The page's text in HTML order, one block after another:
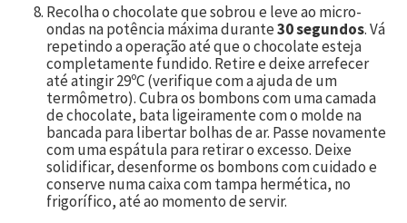
Recolha o chocolate que sobrou e leve ao micro-
ondas na potência máxima durante30 segundos. Vá
repetindo a operação até que o chocolate esteja
completamente fundido. Retire e deixe arrefecer
até atingir 29ºC (verifique com a ajuda de um
termômetro). Cubra os bombons com uma camada
de chocolate, bata ligeiramente com o molde na
bancada para libertar bolhas de ar. Passe novamente
com uma espátula para retirar o excesso. Deixe
solidificar, desenforme os bombons com cuidado e
conserve numa caixa com tampa hermética, no
frigorífico, até ao momento de servir.